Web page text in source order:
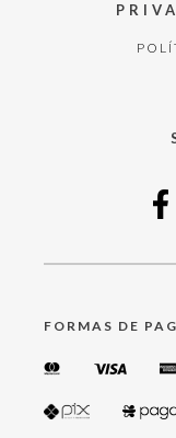
FORMAS DE